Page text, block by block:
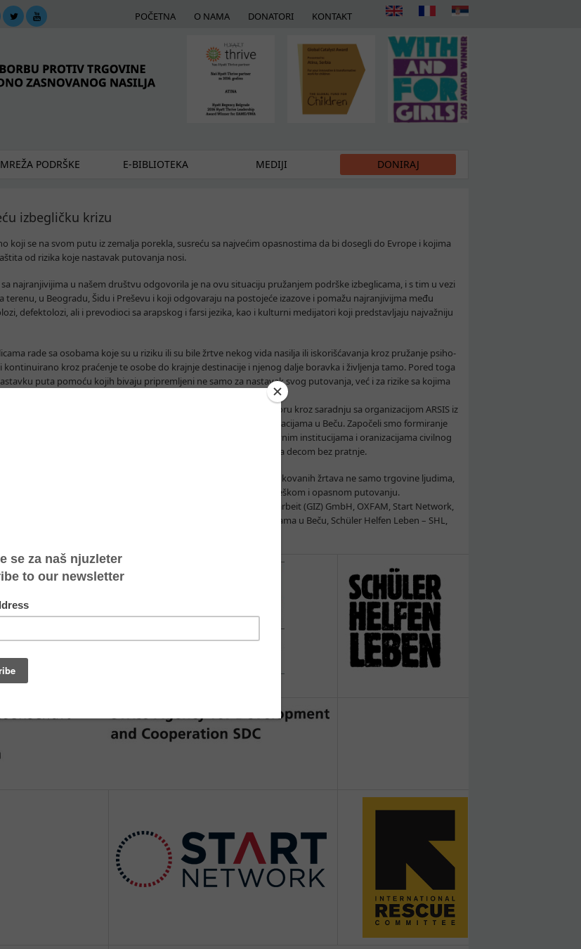
POČETNA O NAMA DONATORI KONTAKT
MREŽA PODRŠKE E-BIBLIOTEKA MEDIJI DONIRAJ
izbegličku krizu
koji se na svom putu iz zemalja porekla, susreću sa najvećim opasnostima da bi dosegli do Evrope i kojima
od rizika koje nastavak putovanja nosi.
najranjivijima u našem društvu odgovorila je na ovu situaciju pružanjem podrške izbeglicama, i s tim u vezi
u Beogradu, Šidu i Preševu i koji odgovaraju na postojeće izazove i pomažu najranjivijma među
defektolozi, ali i prevodioci sa arapskog i farsi jezika, kao i kulturni medijatori koji predstavljaju najvažniju
rade sa osobama koje su u riziku ili su bile žrtve nekog vida nasilja ili iskorišćavanja kroz pružanje psiho-
kroz praćenje te osobe do krajnje destinacije i njenog dalje boravka i življenja tamo. Pored toga
puta pomoću kojih bivaju pripremljeni ne samo za nastavak svog putovanja, već i za rizike sa kojima
bez pratnje počeli smo da radimo na sveobuhvatnom odgovoru kroz saradnju sa organizacijom ARSIS iz
Republike Francuske pri UNO i drugim međunarodnim organizacijama u Beču. Započeli smo formiranje
da čine srž sveobuhvatnog sistema zaštite koji bi pomogao državnim institucijama i oranizacijama civilnog
odgovore na postojeće izazove sa kojima se suočavaju u vezi sa decom bez pratnje.
društva u Srbiji i zemljama u regionu očekujemo više identifikovanih žrtava ne samo trgovine ljudima,
pravovremenu i sveobuhvatnu podršku koju nemaju na svom teškom i opasnom putovanju.
Deutsche Gesellschaft für Internationale Zusammenarbeit (GIZ) GmbH, OXFAM, Start Network,
Republike Francuske pri UNO i drugim međunarodnim organizacijama u Beču, Schüler Helfen Leben – SHL,
Adenauer Stiftung.